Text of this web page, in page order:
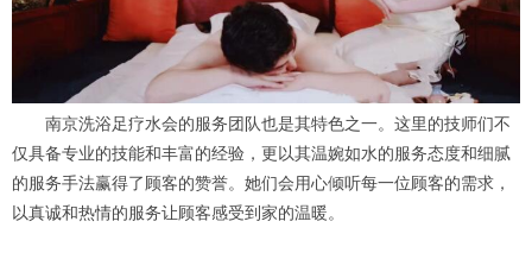
南京洗浴足疗水会的服务团队也是其特色之一。这里的技师们不
仅具备专业的技能和丰富的经验，更以其温婉如水的服务态度和细腻
的服务手法赢得了顾客的赞誉。她们会用心倾听每一位顾客的需求，
以真诚和热情的服务让顾客感受到家的温暖。